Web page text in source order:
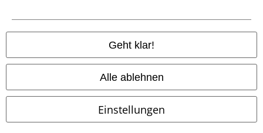
Geht klar!
Alle ablehnen
Einstellungen
© 1986-2026 E.M.P. Merchandising HGmbH
EMP Online Shops